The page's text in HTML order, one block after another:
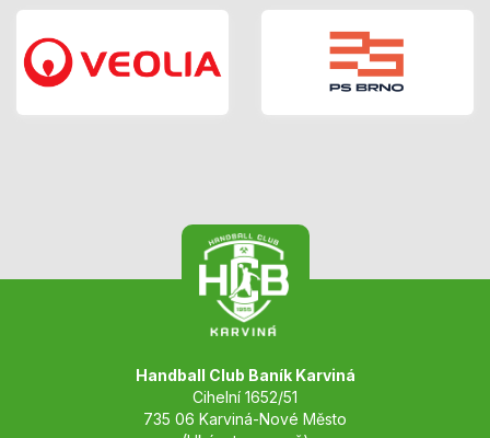
Handball Club Baník Karviná
Cihelní 1652/51
735 06 Karviná-Nové Město